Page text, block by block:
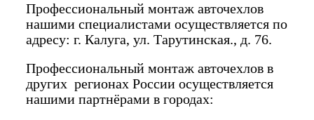
Профессиональный монтаж авточехлов
нашими специалистами осуществляется по
адресу: г. Калуга, ул. Тарутинская., д. 76.
Профессиональный монтаж авточехлов в
других регионах России осуществляется
нашими партнёрами в городах: